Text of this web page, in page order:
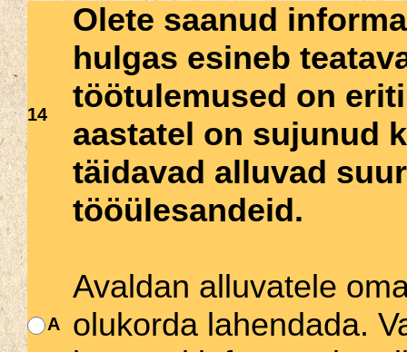
14
Olete saanud
hulgas esineb
töötulemused on
aastatel on sujunud
täidavad alluvad
tööülesandeid.
A
Avaldan alluvatele
olukorda lahendada.